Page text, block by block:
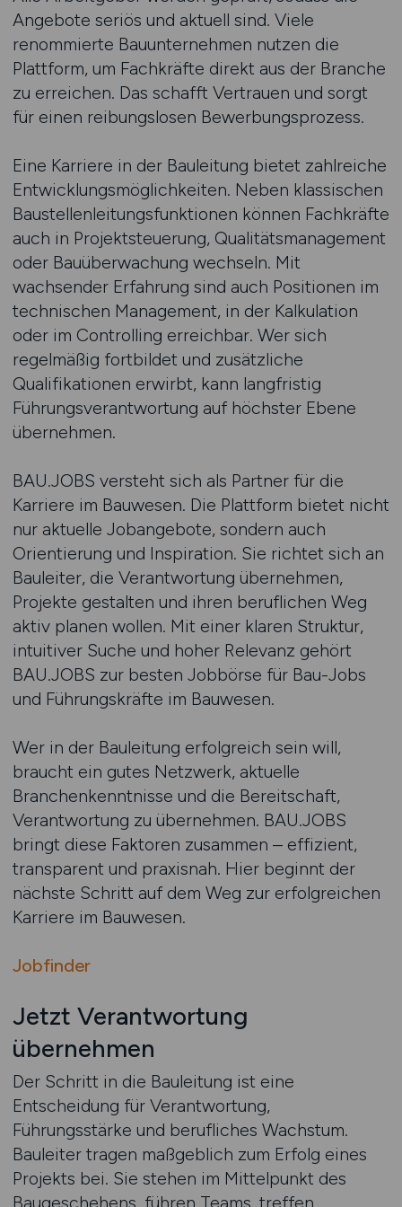
Angebote seriös und aktuell sind. Viele
renommierte Bauunternehmen nutzen die
Plattform, um Fachkräfte direkt aus der Branche
zu erreichen. Das schafft Vertrauen und sorgt
für einen reibungslosen Bewerbungsprozess.
Eine Karriere in der Bauleitung bietet zahlreiche
Entwicklungsmöglichkeiten. Neben klassischen
Baustellenleitungsfunktionen können Fachkräfte
auch in Projektsteuerung, Qualitätsmanagement
oder Bauüberwachung wechseln. Mit
wachsender Erfahrung sind auch Positionen im
technischen Management, in der Kalkulation
oder im Controlling erreichbar. Wer sich
regelmäßig fortbildet und zusätzliche
Qualifikationen erwirbt, kann langfristig
Führungsverantwortung auf höchster Ebene
übernehmen.
BAU.JOBS versteht sich als Partner für die
Karriere im Bauwesen. Die Plattform bietet nicht
nur aktuelle Jobangebote, sondern auch
Orientierung und Inspiration. Sie richtet sich an
Bauleiter, die Verantwortung übernehmen,
Projekte gestalten und ihren beruflichen Weg
aktiv planen wollen. Mit einer klaren Struktur,
intuitiver Suche und hoher Relevanz gehört
BAU.JOBS zur besten Jobbörse für Bau-Jobs
und Führungskräfte im Bauwesen.
Wer in der Bauleitung erfolgreich sein will,
braucht ein gutes Netzwerk, aktuelle
Branchenkenntnisse und die Bereitschaft,
Verantwortung zu übernehmen. BAU.JOBS
bringt diese Faktoren zusammen – effizient,
transparent und praxisnah. Hier beginnt der
nächste Schritt auf dem Weg zur erfolgreichen
Karriere im Bauwesen.
Jobfinder
Jetzt Verantwortung
übernehmen
Der Schritt in die Bauleitung ist eine
Entscheidung für Verantwortung,
Führungsstärke und berufliches Wachstum.
Bauleiter tragen maßgeblich zum Erfolg eines
Projekts bei. Sie stehen im Mittelpunkt des
Baugeschehens, führen Teams, treffen